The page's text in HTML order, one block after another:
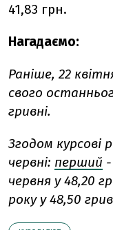
41,83 грн.
Нагадаємо:
Раніше, 22
свого
гривні.
Згодом курсові
червні: перший -
червня у 48,20
року у 48,50